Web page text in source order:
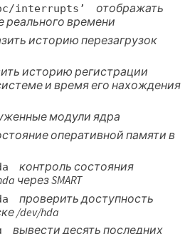
interrupts’
отображать
времени
историю перезагрузок
историю регистрации
и время его нахождения
модули ядра
оперативной памяти в
контроль состояния
через SMART
проверить доступность
/dev/hda
вывести десять последних